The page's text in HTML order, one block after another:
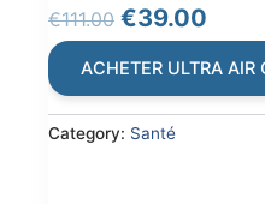
€111.00 Original
€111.00.
€39.00
ACHETER ULTRA AIR
Category: Santé